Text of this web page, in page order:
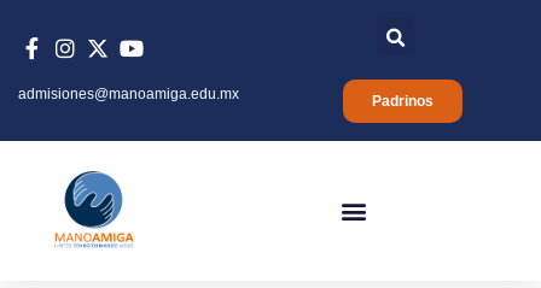
Padrinos
admisiones@manoamiga.edu.mx